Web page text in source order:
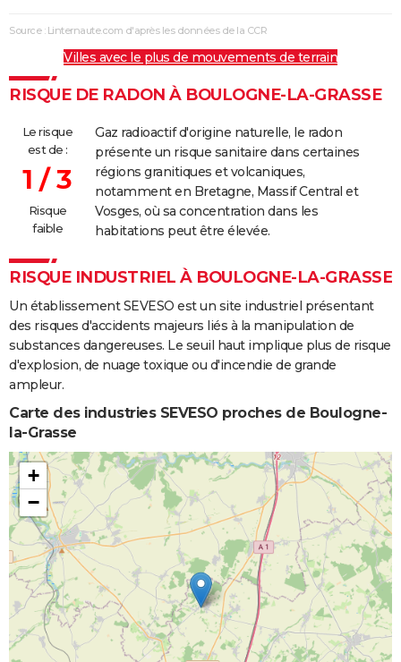
Source : Linternaute.com d'après les données de la CCR
Villes avec le plus de mouvements de terrain
RISQUE DE RADON À BOULOGNE-LA-GRASSE
Le risque
est de :
1 / 3
Risque
faible
Gaz radioactif d'origine naturelle, le radon
présente un risque sanitaire dans certaines
régions granitiques et volcaniques,
notamment en Bretagne, Massif Central et
Vosges, où sa concentration dans les
habitations peut être élevée.
RISQUE INDUSTRIEL À BOULOGNE-LA-GRASSE
Un établissement SEVESO est un site industriel présentant
des risques d'accidents majeurs liés à la manipulation de
substances dangereuses. Le seuil haut implique plus de risque
d'explosion, de nuage toxique ou d'incendie de grande
ampleur.
Carte des industries SEVESO proches de Boulogne-
la-Grasse
+
−